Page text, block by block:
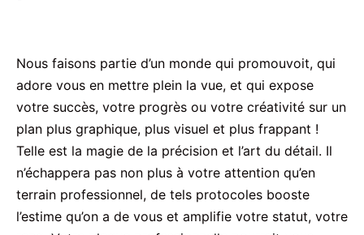
Nous faisons partie d’un monde qui promouvoit, qui
adore vous en mettre plein la vue, et qui expose
votre succès, votre progrès ou votre créativité sur un
plan plus graphique, plus visuel et plus frappant !
Telle est la magie de la précision et l’art du détail. Il
n’échappera pas non plus à votre attention qu’en
terrain professionnel, de tels protocoles booste
l’estime qu’on a de vous et amplifie votre statut, votre